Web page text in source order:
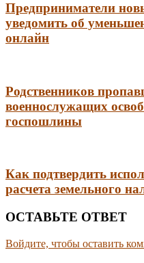
Предприниматели
уведомить об
онлайн
Родственников
военнослужащих
госпошлины
Как подтвердить
расчета земельного
ОСТАВЬТЕ ОТВЕТ
Войдите, чтобы оставить